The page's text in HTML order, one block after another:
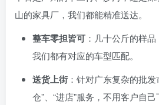
山的家具厂，我们都能精准送达。
整车零担皆可 ：几十公斤的样
我们都有对应的车型匹配。
送货上街 ：针对广东复杂的批
仓”、“进店”服务，不用客户自己